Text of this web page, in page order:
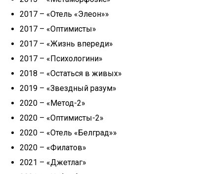
2017 – «Отель «Элеон»»
2017 – «Оптимисты»
2017 – «Жизнь впереди»
2017 – «Психологини»
2018 – «Остаться в живых»
2019 – «Звездный разум»
2020 – «Метод-2»
2020 – «Оптимисты-2»
2020 – «Отель «Белград»»
2020 – «Филатов»
2021 – «Джетлаг»